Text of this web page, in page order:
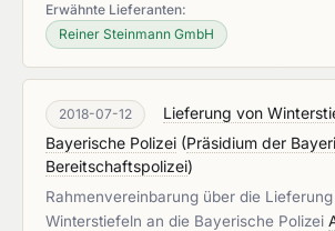
Erwähnte Lieferanten:
Reiner Steinmann GmbH
2018-07-12
Lieferung von
Bayerische Polizei (Präsidium der
Bereitschaftspolizei)
Rahmenvereinbarung über die
Winterstiefeln an die Bayerische Polizei